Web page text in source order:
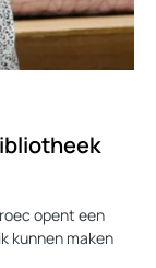
opent een
kunnen maken